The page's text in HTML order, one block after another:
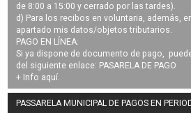
de 8:00 a 15:00 y cerrado por las tardes).
d) Para los recibos en voluntaria, además,
apartado mis datos/objetos tributarios.
PAGO EN LÍNEA:
Si ya dispone de documento de pago,
del siguiente enlace: PASARELA DE PAGO
+ Info aquí
PASSARELA MUNICIPAL DE PAGOS EN